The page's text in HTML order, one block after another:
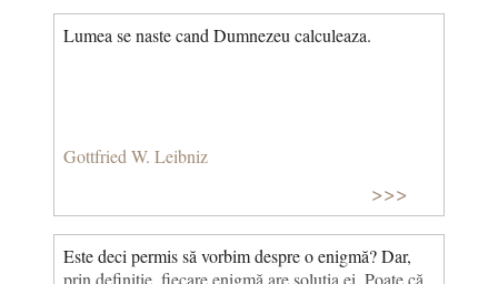
Lumea se naste cand Dumnezeu calculeaza.
Gottfried W. Leibniz
>>>
Este deci permis să vorbim despre o enigmă? Dar,
prin definiție, fiecare enigmă are soluția ei. Poate că